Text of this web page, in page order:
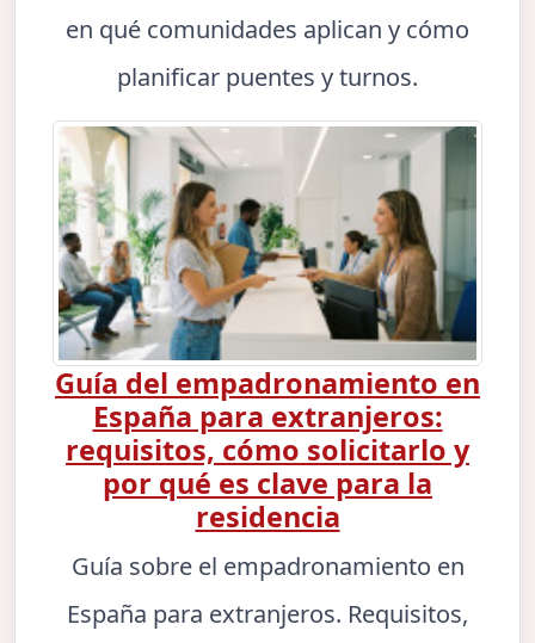
en qué comunidades aplican y cómo
planificar puentes y turnos.
Guía del empadronamiento en
España para extranjeros:
requisitos, cómo solicitarlo y
por qué es clave para la
residencia
Guía sobre el empadronamiento en
España para extranjeros. Requisitos,